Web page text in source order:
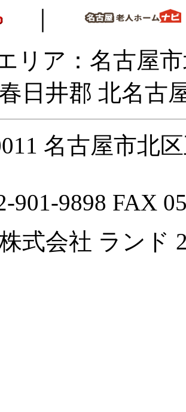
リア：名古屋
日井郡 北名古
名古屋市北
901-9898 FAX
株式会社 ランド